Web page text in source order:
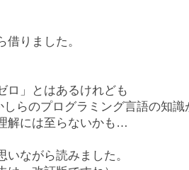
借りました。
ロ」とはあるけれども
しらのプログラミング言語の知識
解には至らないかも…
いながら読みました。